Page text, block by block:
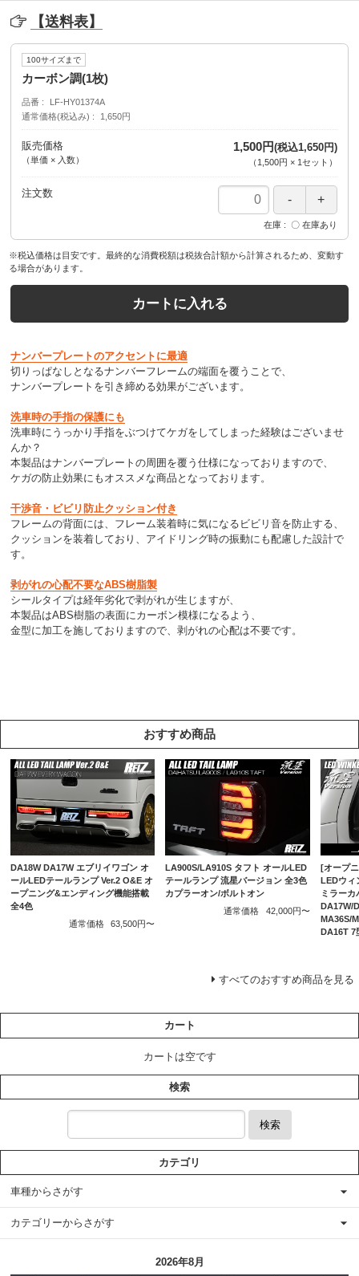
【送料表】
100サイズまで
カーボン調(1枚)
品番
LF-HY01374A
通常価格(税込み)
1,650円
販売価格
（単価 × 入数）
1,500円(税込1,650円)
（ 1,500円 × 1セット ）
注文数
在庫 〇 在庫あり
※税込価格は目安です。最終的な消費税額は税抜合計額から計算されるため、変動す
る場合があります。
カートに入れる
ナンバープレートのアクセントに最適
切りっぱなしとなるナンバーフレームの端面を覆うことで、
ナンバープレートを引き締める効果がございます。
洗車時の手指の保護にも
洗車時にうっかり手指をぶつけてケガをしてしまった経験はございませ
んか？
本製品はナンバープレートの周囲を覆う仕様になっておりますので、
ケガの防止効果にもオススメな商品となっております。
干渉音・ビビリ防止クッション付き
フレームの背面には、フレーム装着時に気になるビビリ音を防止する、
クッションを装着しており、アイドリング時の振動にも配慮した設計で
す。
剥がれの心配不要なABS樹脂製
シールタイプは経年劣化で剥がれが生じますが、
本製品はABS樹脂の表面にカーボン模様になるよう、
金型に加工を施しておりますので、剥がれの心配は不要です。
おすすめ商品
DA18W DA17W エブリイワゴン オ
ールLEDテールランプ Ver.2 O&E オ
ープニング&エンディング機能搭載
全4色
通常価格
63,500円〜
LA900S/LA910S タフト オールLED
テールランプ 流星バージョン 全3色
カプラーオン/ボルトオン
通常価格
42,000円〜
[オープ
LEDウィ
ミラーカ
DA17W/
MA36S/
DA16T 7
すべてのおすすめ商品を見る
カート
カートは空です
検索
検索
カテゴリ
車種からさがす
カテゴリーからさがす
2026年8月